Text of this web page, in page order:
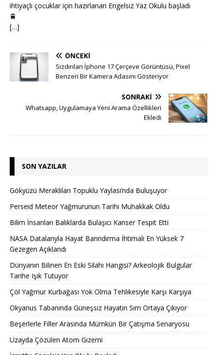
ihtiyaçlı çocuklar için hazırlanan Engelsiz Yaz Okulu başladı
🚆
[…]
ÖNCEKI
Sızdırılan İphone 17 Çerçeve Görüntüsü, Pixel
Benzeri Bir Kamera Adasını Gösteriyor
SONRAKI
Whatsapp, Uygulamaya Yeni Arama Özellikleri
Ekledi
SON YAZILAR
Gökyüzü Meraklıları Topuklu Yaylası’nda Buluşuyor
Perseid Meteor Yağmurunun Tarihi Muhakkak Oldu
Bilim İnsanları Balıklarda Bulaşıcı Kanser Tespit Etti
NASA Datalarıyla Hayat Barındırma İhtimali En Yüksek 7
Gezegen Açıklandı
Dünyanın Bilinen En Eski Silahı Hangisi? Arkeolojik Bulgular
Tarihe Işık Tutuyor
Çöl Yağmur Kurbağası Yok Olma Tehlikesiyle Karşı Karşıya
Okyanus Tabanında Güneşsiz Hayatın Sırrı Ortaya Çıkıyor
Beşerlerle Filler Arasında Mümkün Bir Çatışma Senaryosu
Uzayda Çözülen Atom Gizemi